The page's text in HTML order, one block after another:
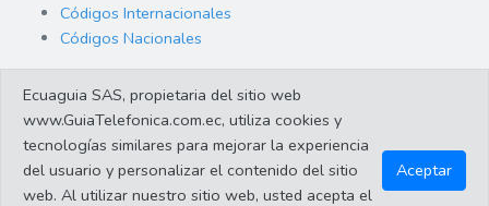
Códigos Internacionales
Códigos Nacionales
Cambio de Divisas
Enlaces de interes
Ecuaguia SAS, propietaria del sitio web
www.GuiaTelefonica.com.ec, utiliza cookies y
tecnologías similares para mejorar la experiencia
del usuario y personalizar el contenido del sitio
web. Al utilizar nuestro sitio web, usted acepta el
Aceptar